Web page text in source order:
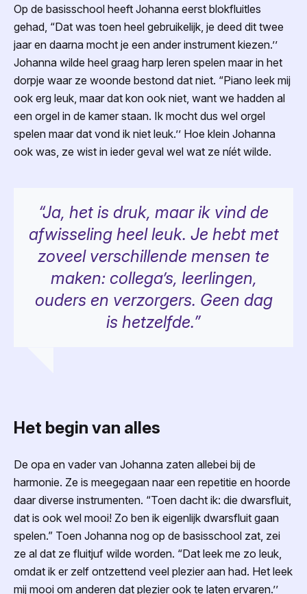
Op de basisschool heeft Johanna eerst blokfluitles
gehad, “Dat was toen heel gebruikelijk, je deed dit twee
jaar en daarna mocht je een ander instrument kiezen.’’
Johanna wilde heel graag harp leren spelen maar in het
dorpje waar ze woonde bestond dat niet. “Piano leek mij
ook erg leuk, maar dat kon ook niet, want we hadden al
een orgel in de kamer staan. Ik mocht dus wel orgel
spelen maar dat vond ik niet leuk.’’ Hoe klein Johanna
ook was, ze wist in ieder geval wel wat ze níét wilde.
“Ja, het is druk, maar ik vind de
afwisseling heel leuk. Je hebt met
zoveel verschillende mensen te
maken: collega’s, leerlingen,
ouders en verzorgers. Geen dag
is hetzelfde.”
Het begin van alles
De opa en vader van Johanna zaten allebei bij de
harmonie. Ze is meegegaan naar een repetitie en hoorde
daar diverse instrumenten. “Toen dacht ik: die dwarsfluit,
dat is ook wel mooi! Zo ben ik eigenlijk dwarsfluit gaan
spelen.” Toen Johanna nog op de basisschool zat, zei
ze al dat ze fluitjuf wilde worden. “Dat leek me zo leuk,
omdat ik er zelf ontzettend veel plezier aan had. Het leek
mij mooi om anderen dat plezier ook te laten ervaren.’’